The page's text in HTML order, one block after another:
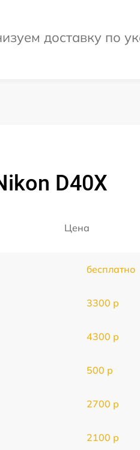
доставку по
D40X
Цена
бесплатно
3300 р
4300 р
500 р
2700 р
2100 р